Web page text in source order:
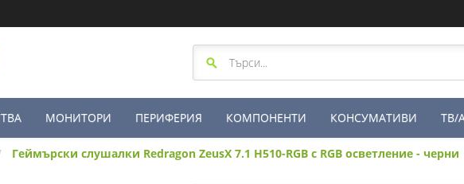
МОНИТОРИ ПЕРИФЕРИЯ КОМПОНЕНТИ КОНСУМАТИВИ ТВ/
Геймърски слушалки Redragon ZeusX 7.1 H510-RGB с RGB осветление - черни